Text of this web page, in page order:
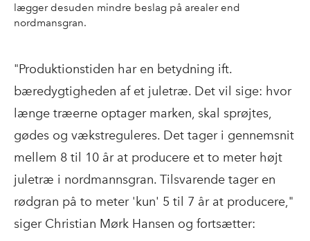
lægger desuden mindre beslag på arealer end
nordmansgran.
"Produktionstiden har en betydning ift.
bæredygtigheden af et juletræ. Det vil sige: hvor
længe træerne optager marken, skal sprøjtes,
gødes og vækstreguleres. Det tager i gennemsnit
mellem 8 til 10 år at producere et to meter højt
juletræ i nordmannsgran. Tilsvarende tager en
rødgran på to meter 'kun' 5 til 7 år at producere,"
siger Christian Mørk Hansen og fortsætter: